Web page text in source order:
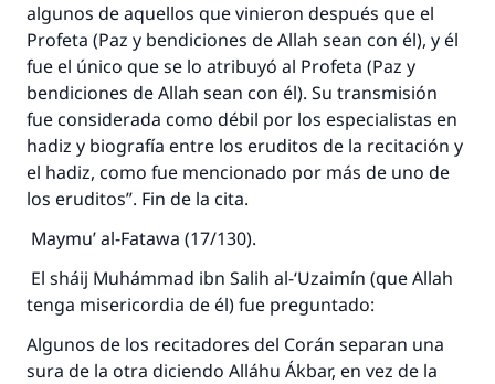
algunos de aquellos que vinieron después que el
Profeta (Paz y bendiciones de Allah sean con él), y él
fue el único que se lo atribuyó al Profeta (Paz y
bendiciones de Allah sean con él). Su transmisión
fue considerada como débil por los especialistas en
hadiz y biografía entre los eruditos de la recitación y
el hadiz, como fue mencionado por más de uno de
los eruditos”. Fin de la cita.
Maymu’ al-Fatawa (17/130).
El sháij Muhámmad ibn Salih al-‘Uzaimín (que Allah
tenga misericordia de él) fue preguntado:
Algunos de los recitadores del Corán separan una
sura de la otra diciendo Alláhu Ákbar, en vez de la
Contribuir